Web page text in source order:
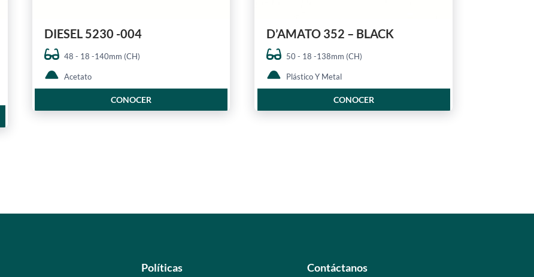
DIESEL 5230 -004
48 - 18 -140mm (CH)
Acetato
CONOCER
D’AMATO 352 – BLACK
50 - 18 -138mm (CH)
Plástico Y Metal
CONOCER
Políticas Contáctanos